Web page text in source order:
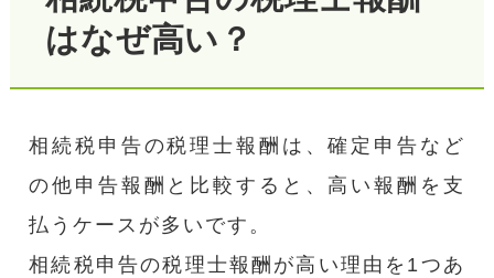
はなぜ高い？
相続税申告の税理士報酬は、確定申告など
の他申告報酬と比較すると、高い報酬を支
払うケースが多いです。
相続税申告の税理士報酬が高い理由を1つあ